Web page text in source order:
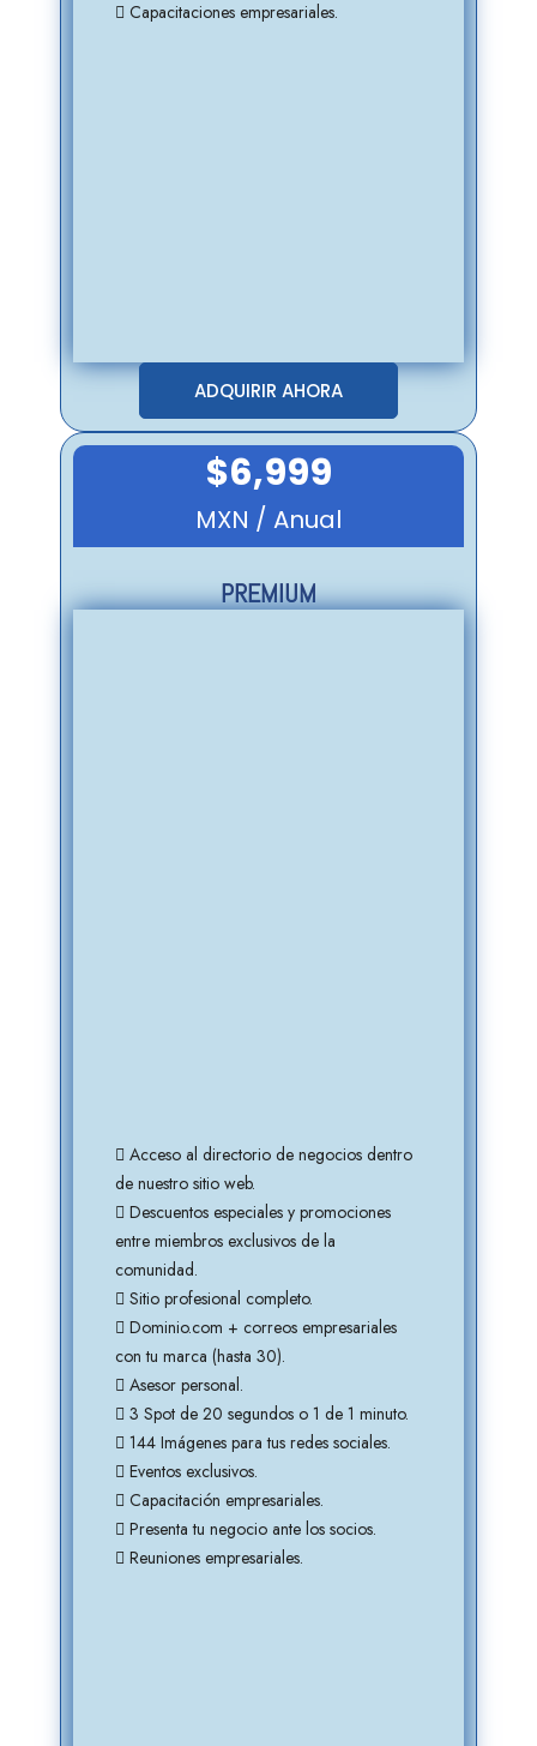
Capacitaciones empresariales.
ADQUIRIR AHORA
$6,999
MXN / Anual
PREMIUM
Acceso al directorio de negocios dentro
de nuestro sitio web.
Descuentos especiales y promociones
entre miembros exclusivos de la
comunidad.
Sitio profesional completo.
Dominio.com + correos empresariales
con tu marca (hasta 30).
Asesor personal.
3 Spot de 20 segundos o 1 de 1 minuto.
144 Imágenes para tus redes sociales.
Eventos exclusivos.
Capacitación empresariales.
Presenta tu negocio ante los socios.
Reuniones empresariales.